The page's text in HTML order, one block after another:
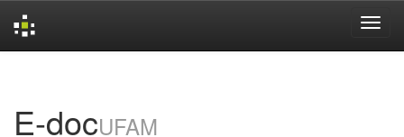
E-docUFAM